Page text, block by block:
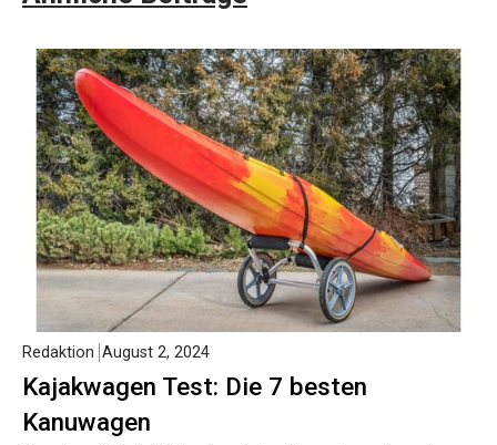
Kajakwagen Test: Die 7 besten
Kanuwagen
Redaktion August 2, 2024